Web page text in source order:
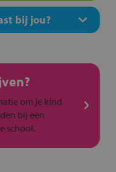
bij jou?
om je kind
bij een
school.